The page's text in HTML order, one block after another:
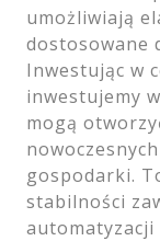
umożliwiają
dostosowane
Inwestując w
inwestujemy
mogą
gospodarki.
stabilności
automatyzacji